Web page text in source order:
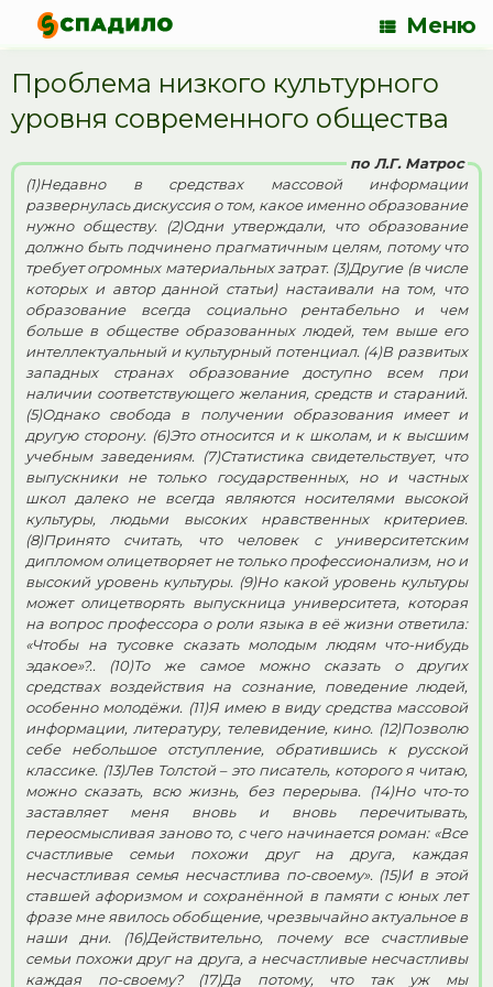
Меню
Проблема низкого культурного
уровня современного общества
по Л.Г. Матрос
(1)Недавно в средствах массовой информации
развернулась дискуссия о том, какое именно образование
нужно обществу. (2)Одни утверждали, что образование
должно быть подчинено прагматичным целям, потому что
требует огромных материальных затрат. (3)Другие (в числе
которых и автор данной статьи) настаивали на том, что
образование всегда социально рентабельно и чем
больше в обществе образованных людей, тем выше его
интеллектуальный и культурный потенциал. (4)В развитых
западных странах образование доступно всем при
наличии соответствующего желания, средств и стараний.
(5)Однако свобода в получении образования имеет и
другую сторону. (6)Это относится и к школам, и к высшим
учебным заведениям. (7)Статистика свидетельствует, что
выпускники не только государственных, но и частных
школ далеко не всегда являются носителями высокой
культуры, людьми высоких нравственных критериев.
(8)Принято считать, что человек с университетским
дипломом олицетворяет не только профессионализм, но и
высокий уровень культуры. (9)Но какой уровень культуры
может олицетворять выпускница университета, которая
на вопрос профессора о роли языка в её жизни ответила:
«Чтобы на тусовке сказать молодым людям что-нибудь
эдакое»?.. (10)То же самое можно сказать о других
средствах воздействия на сознание, поведение людей,
особенно молодёжи. (11)Я имею в виду средства массовой
информации, литературу, телевидение, кино. (12)Позволю
себе небольшое отступление, обратившись к русской
классике. (13)Лев Толстой – это писатель, которого я читаю,
можно сказать, всю жизнь, без перерыва. (14)Но что-то
заставляет меня вновь и вновь перечитывать,
переосмысливая заново то, с чего начинается роман: «Все
счастливые семьи похожи друг на друга, каждая
несчастливая семья несчастлива по-своему». (15)И в этой
ставшей афоризмом и сохранённой в памяти с юных лет
фразе мне явилось обобщение, чрезвычайно актуальное в
наши дни. (16)Действительно, почему все счастливые
семьи похожи друг на друга, а несчастливые несчастливы
каждая по-своему? (17)Да потому, что так уж мы